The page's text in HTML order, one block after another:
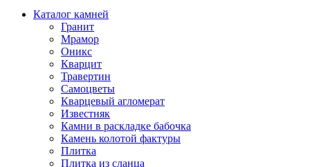
Каталог камней
Гранит
Мрамор
Оникс
Кварцит
Травертин
Самоцветы
Кварцевый агломерат
Известняк
Камни в раскладке бабочка
Камень колотой фактуры
Плитка
Плитка из сланца